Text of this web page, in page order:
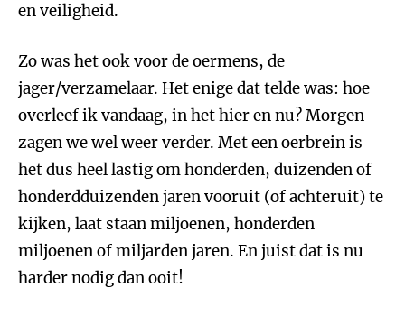
en veiligheid.
Zo was het ook voor de oermens, de
jager/verzamelaar. Het enige dat telde was: hoe
overleef ik vandaag, in het hier en nu? Morgen
zagen we wel weer verder. Met een oerbrein is
het dus heel lastig om honderden, duizenden of
honderdduizenden jaren vooruit (of achteruit) te
kijken, laat staan miljoenen, honderden
miljoenen of miljarden jaren. En juist dat is nu
harder nodig dan ooit!